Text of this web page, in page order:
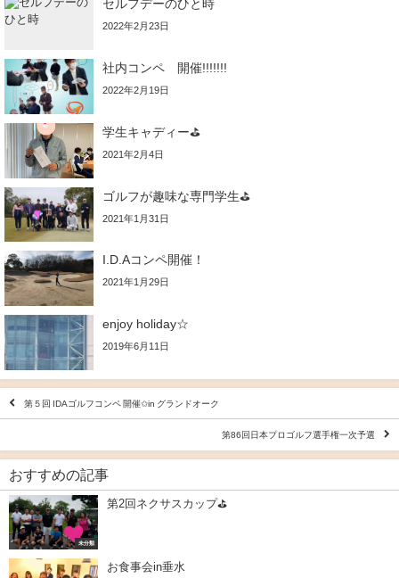
セルフデーのひと時
2022年2月23日
社内コンペ 開催!!!!!!!
2022年2月19日
学生キャディー⛳
2021年2月4日
ゴルフが趣味な専門学生⛳
2021年1月31日
I.D.Aコンペ開催！
2021年1月29日
enjoy holiday☆
2019年6月11日
第５回 IDAゴルフコンペ 開催✩in グランドオーク
第86回日本プロゴルフ選手権一次予選
おすすめの記事
未分類
第2回ネクサスカップ⛳
お食事会in垂水